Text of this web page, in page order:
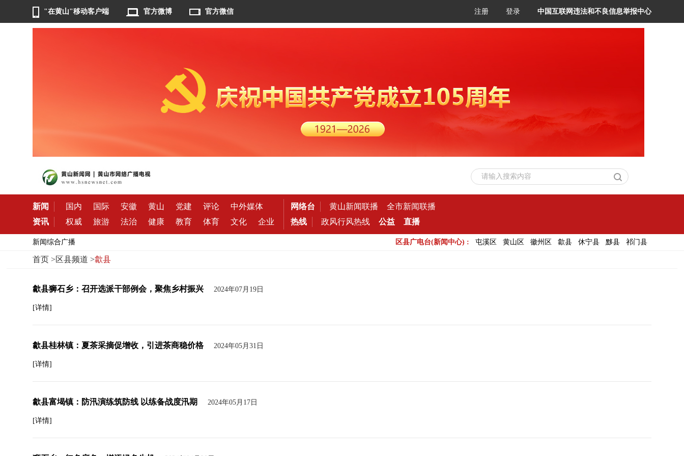
"在黄山"移动客户端 官方微博 官方微信 注册 登录 中国互联网违法和不良信息举报中心
请输入搜索内容
新闻 国内 国际 安徽 黄山 党建 评论
中外媒体
资讯
权威 旅游 法治 健康 教育 体育 文化 企业
网络台 黄山新闻联播
全市新闻联播
热线
政风行风热线 公益 直播
新闻综合广播 区县广电台(新闻中心) : 屯溪区 黄山区 徽州区 歙县 休宁县 黟县 祁门县
首页>区县频道 >歙县
歙县狮石乡：召开选派干部例会，聚焦乡村振兴 2024年07月19日
[详情]
歙县桂林镇：夏茶采摘促增收，引进茶商稳价格 2024年05月31日
[详情]
歙县富堨镇：防汛演练筑防线 以练备战度汛期 2024年05月17日
[详情]